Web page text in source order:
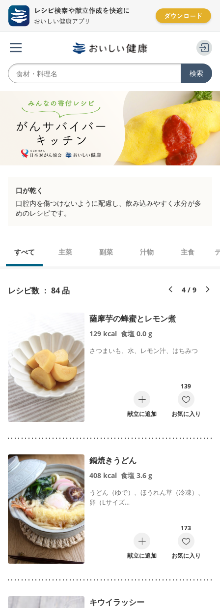
口が乾く
口腔内を傷つけないように配慮し、飲み込みやすく水分が多
めのレシピです。
すべて 主菜 副菜 汁物 主食
レシピ数 ： 84 品 4 / 9
薩摩芋の蜂蜜とレモン煮
129 kcal 食塩 0.0 g
さつまいも、水、レモン汁、はちみつ
献立に追加
139
お気に入り
鍋焼きうどん
408 kcal 食塩 3.6 g
うどん（ゆで）、ほうれん草（冷凍）、
卵（Lサイズ…
献立に追加
173
お気に入り
キウイラッシー